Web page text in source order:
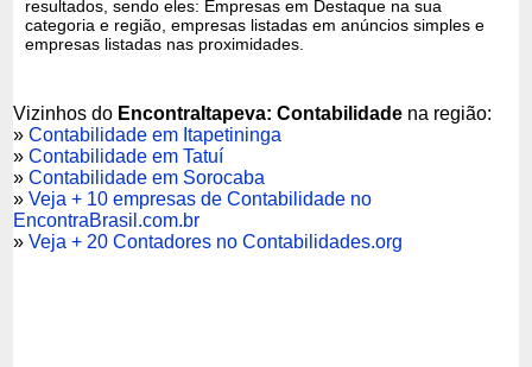
resultados, sendo eles: Empresas em Destaque na sua
categoria e região, empresas listadas em anúncios simples e
empresas listadas nas proximidades.
Vizinhos do EncontraItapeva: Contabilidade na região:
»Contabilidade em Itapetininga
»Contabilidade em Tatuí
»Contabilidade em Sorocaba
»Veja + 10 empresas de Contabilidade no
EncontraBrasil.com.br
»Veja + 20 Contadores no Contabilidades.org